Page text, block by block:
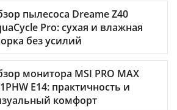
пылесоса Dreame Z40
Pro: сухая и влажная
без усилий
монитора MSI PRO MAX
E14: практичность и
комфорт